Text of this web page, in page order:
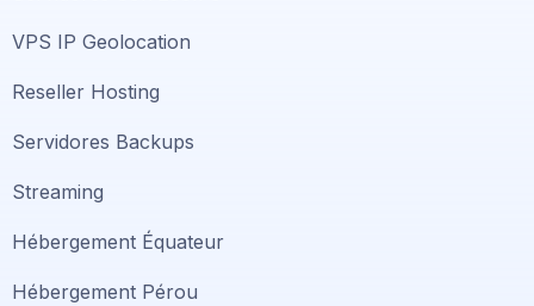
VPS IP Geolocation
Reseller Hosting
Servidores Backups
Streaming
Hébergement Équateur
Hébergement Pérou